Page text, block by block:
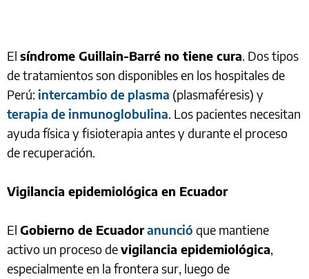
El síndrome Guillain-Barré no tiene cura. Dos tipos
de tratamientos son disponibles en los hospitales de
Perú: intercambio de plasma (plasmaféresis) y
terapia de inmunoglobulina. Los pacientes necesitan
ayuda física y fisioterapia antes y durante el proceso
de recuperación.
Vigilancia epidemiológica en Ecuador
El Gobierno de Ecuadoranunció que mantiene
activo un proceso devigilancia epidemiológica,
especialmente en la frontera sur, luego de